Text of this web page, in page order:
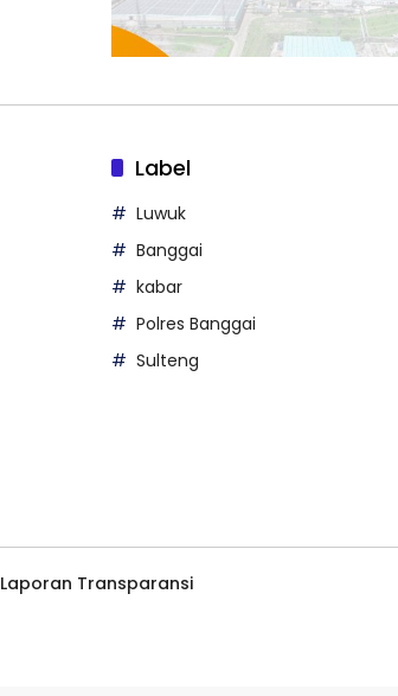
Label
Luwuk
Banggai
kabar
Polres Banggai
Sulteng
Laporan Transparansi